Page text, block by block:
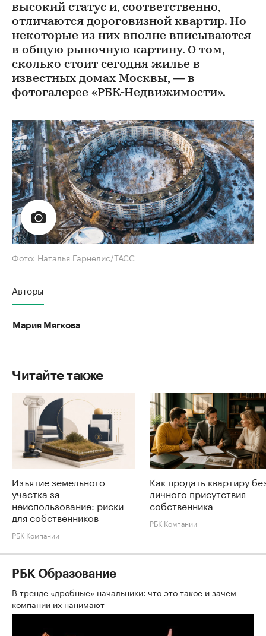
высокий статус и, соответственно,
отличаются дороговизной квартир. Но
некоторые из них вполне вписываются
в общую рыночную картину. О том,
сколько стоит сегодня жилье в
известных домах Москвы, — в
фотогалерее «РБК-Недвижимости».
Фото: Наталья Гарнелис/ТАСС
Авторы
Мария Мягкова
Читайте также
Изъятие земельного
участка за
неиспользование: риски
для собственников
РБК Компании
Как продать квартиру
личного присутствия
собственника
РБК Компании
РБК Образование
В тренде «дробные» начальники: что это такое и зачем
компании их нанимают